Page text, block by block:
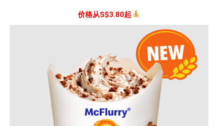
价格从S$3.80起